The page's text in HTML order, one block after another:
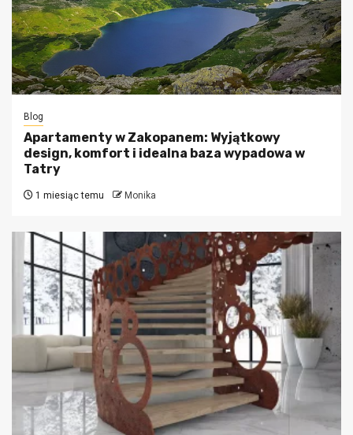
Blog
Apartamenty w Zakopanem: Wyjątkowy
design, komfort i idealna baza wypadowa w
Tatry
1 miesiąc temu Monika